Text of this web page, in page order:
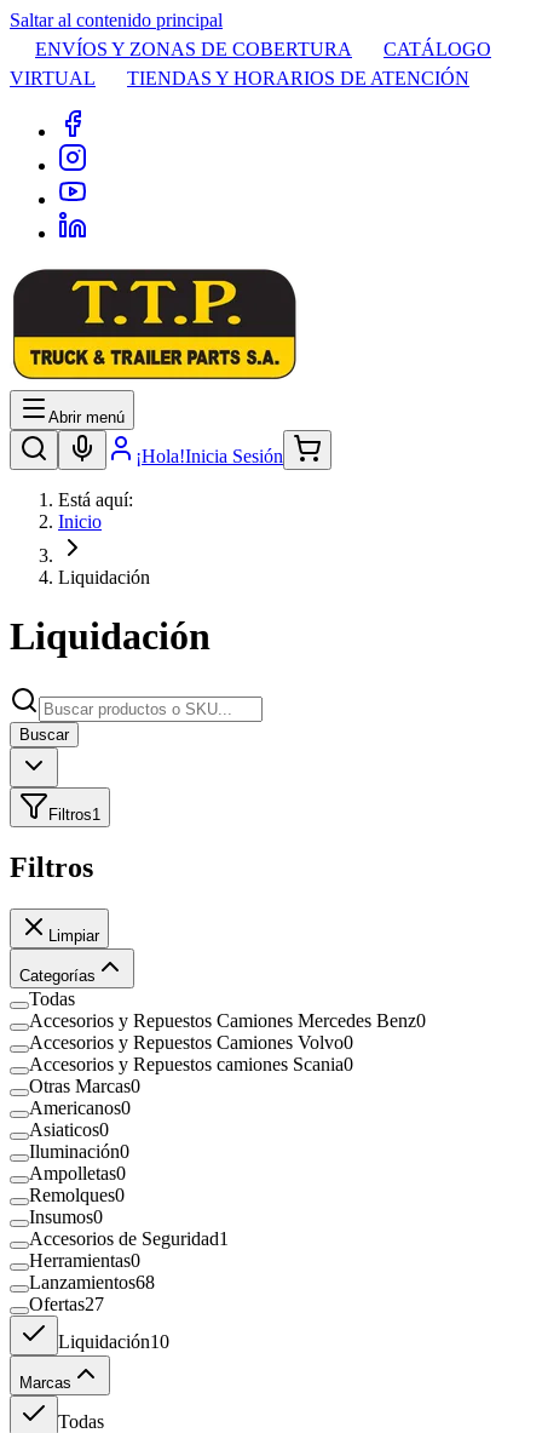
Saltar al contenido principal
ENVÍOS Y ZONAS DE COBERTURA
CATÁLOGO
VIRTUAL
TIENDAS Y HORARIOS DE ATENCIÓN
Abrir menú
¡Hola!Inicia Sesión
Está aquí:
Inicio
Liquidación
Liquidación
Buscar
Filtros1
Filtros
Limpiar
Categorías
Todas
Accesorios y Repuestos Camiones Mercedes Benz0
Accesorios y Repuestos Camiones Volvo0
Accesorios y Repuestos camiones Scania0
Otras Marcas0
Americanos0
Asiaticos0
Iluminación0
Ampolletas0
Remolques0
Insumos0
Accesorios de Seguridad1
Herramientas0
Lanzamientos68
Ofertas27
Liquidación10
Marcas
Todas